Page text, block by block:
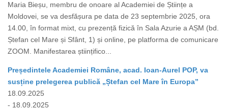
Maria Bieșu, membru de onoare al Academiei de Științe a
Moldovei, se va desfășura pe data de 23 septembrie 2025, ora
14.00, în format mixt, cu prezență fizică în Sala Azurie a AȘM (bd.
Ștefan cel Mare și Sfânt, 1) și online, pe platforma de comunicare
ZOOM. Manifestarea științifico...
Președintele Academiei Române, acad. Ioan-Aurel POP, va
susține prelegerea publică „Ștefan cel Mare în Europa”
18.09.2025
- 18.09.2025